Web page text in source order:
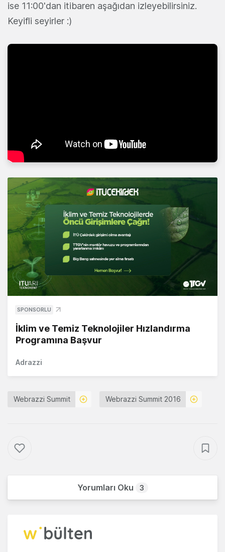
ise 11:00'dan itibaren aşağıdan izleyebilirsiniz.
Keyifli seyirler :)
SPONSORLU
İklim ve Temiz Teknolojiler Hızlandırma
Programına Başvur
Adrazzi
Webrazzi Summit Webrazzi Summit 2016
Yorumları Oku 3